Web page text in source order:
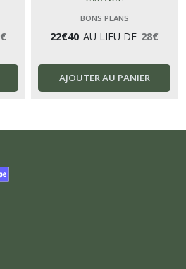
€
BONS PLANS
22€40 AU LIEU DE 28€
AJOUTER AU PANIER